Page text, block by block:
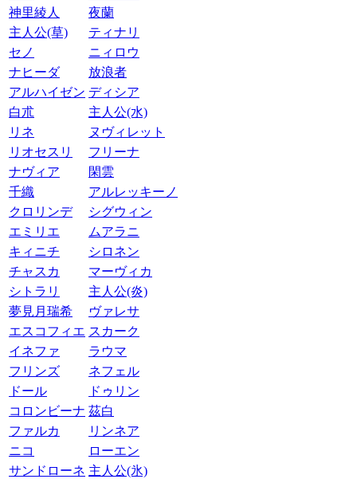
神里綾人
夜蘭
主人公(草)
ティナリ
セノ
ニィロウ
ナヒーダ
放浪者
アルハイゼン ディシア
白朮
主人公(水)
リネ
ヌヴィレット
リオセスリ
フリーナ
ナヴィア
閑雲
千織
アルレッキーノ
クロリンデ
シグウィン
エミリエ
ムアラニ
キィニチ
シロネン
チャスカ
マーヴィカ
シトラリ
主人公(炎)
夢見月瑞希
ヴァレサ
エスコフィエ スカーク
イネファ
ラウマ
フリンズ
ネフェル
ドール
ドゥリン
コロンビーナ 茲白
ファルカ
リンネア
ニコ
ローエン
サンドローネ 主人公(氷)